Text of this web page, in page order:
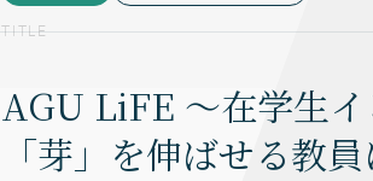
TITLE
AGU LiFE ～在学生
「芽」を伸ばせる教